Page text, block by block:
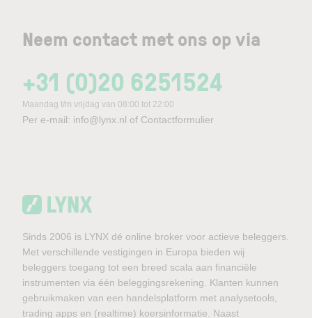
Neem contact met ons op via
+31 (0)20 6251524
Maandag t/m vrijdag van 08:00 tot 22:00
Per e-mail: info@lynx.nl of Contactformulier
Sinds 2006 is LYNX dé online broker voor actieve beleggers.
Met verschillende vestigingen in Europa bieden wij
beleggers toegang tot een breed scala aan financiële
instrumenten via één beleggingsrekening. Klanten kunnen
gebruikmaken van een handelsplatform met analysetools,
trading apps en (realtime) koersinformatie. Naast